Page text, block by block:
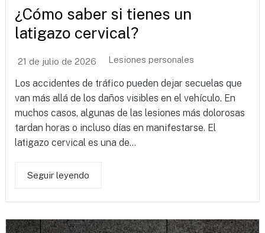
¿Cómo saber si tienes un
latigazo cervical?
21 de julio de 2026 Lesiones personales
Los accidentes de tráfico pueden dejar secuelas que
van más allá de los daños visibles en el vehículo. En
muchos casos, algunas de las lesiones más dolorosas
tardan horas o incluso días en manifestarse. El
latigazo cervical es una de...
Seguir leyendo